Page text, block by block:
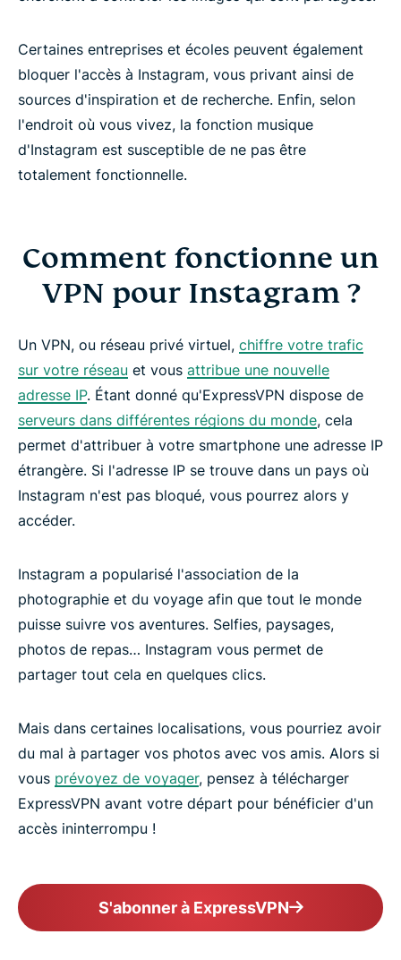
Certaines entreprises et écoles peuvent également
bloquer l'accès à Instagram, vous privant ainsi de
sources d'inspiration et de recherche. Enfin, selon
l'endroit où vous vivez, la fonction musique
d'Instagram est susceptible de ne pas être
totalement fonctionnelle.
Comment fonctionne un
VPN pour Instagram ?
Un VPN, ou réseau privé virtuel, chiffre votre trafic
sur votre réseau et vous attribue une nouvelle
adresse IP. Étant donné qu'ExpressVPN dispose de
serveurs dans différentes régions du monde, cela
permet d'attribuer à votre smartphone une adresse IP
étrangère. Si l'adresse IP se trouve dans un pays où
Instagram n'est pas bloqué, vous pourrez alors y
accéder.
Instagram a popularisé l'association de la
photographie et du voyage afin que tout le monde
puisse suivre vos aventures. Selfies, paysages,
photos de repas… Instagram vous permet de
partager tout cela en quelques clics.
Mais dans certaines localisations, vous pourriez avoir
du mal à partager vos photos avec vos amis. Alors si
vous prévoyez de voyager, pensez à télécharger
ExpressVPN avant votre départ pour bénéficier d'un
accès ininterrompu !
S'abonner à ExpressVPN